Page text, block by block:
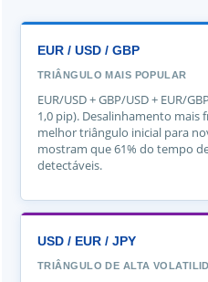
EUR / USD / GBP
TRIÂNGULO MAIS POPULAR
EUR/USD + GBP/USD + EUR/
1,0 pip). Desalinhamento
melhor triângulo inicial para
mostram que 61% do tempo
detectáveis.
USD / EUR / JPY
TRIÂNGULO DE ALTA